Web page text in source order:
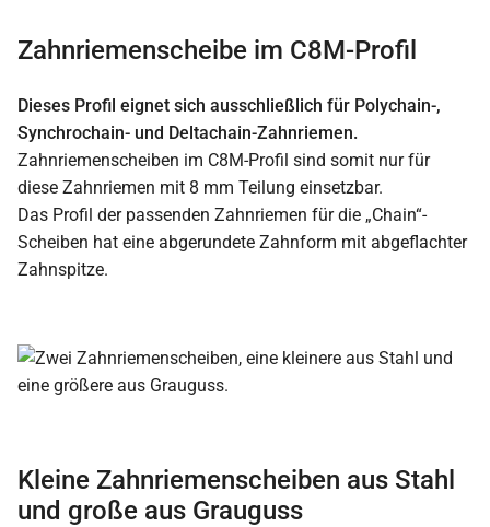
Zahnriemenscheibe im C8M-Profil
Dieses Profil eignet sich ausschließlich für Polychain-,
Synchrochain- und Deltachain-Zahnriemen.
Zahnriemenscheiben im C8M-Profil sind somit nur für
diese Zahnriemen mit 8 mm Teilung einsetzbar.
Das Profil der passenden Zahnriemen für die „Chain“-
Scheiben hat eine abgerundete Zahnform mit abgeflachter
Zahnspitze.
Kleine Zahnriemenscheiben aus Stahl
und große aus Grauguss